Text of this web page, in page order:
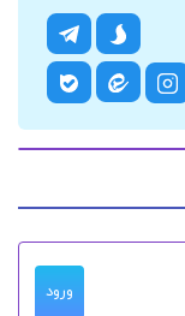
ورود